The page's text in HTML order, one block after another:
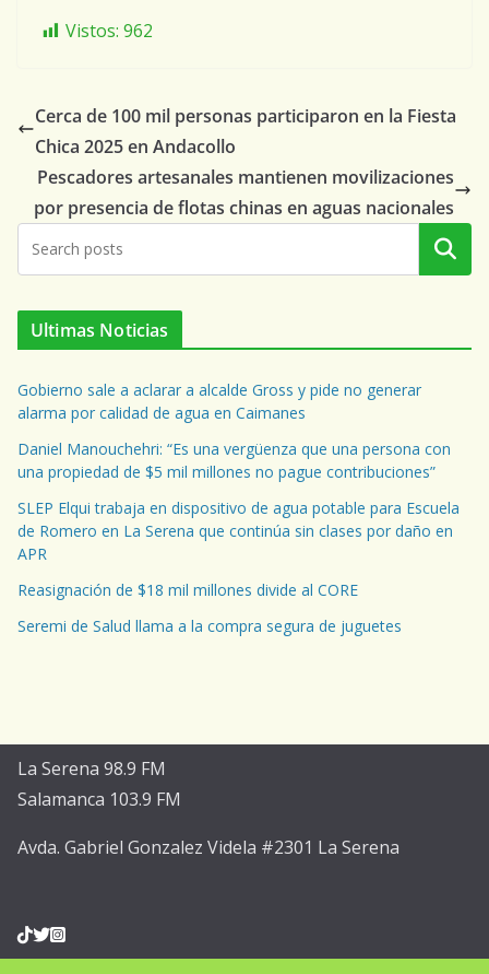
Vistos: 962
Cerca de 100 mil personas participaron en la Fiesta
Chica 2025 en Andacollo
Pescadores artesanales mantienen movilizaciones
por presencia de flotas chinas en aguas nacionales
Buscar
Ultimas Noticias
Gobierno sale a aclarar a alcalde Gross y pide no generar
alarma por calidad de agua en Caimanes
Daniel Manouchehri: “Es una vergüenza que una persona con
una propiedad de $5 mil millones no pague contribuciones”
SLEP Elqui trabaja en dispositivo de agua potable para Escuela
de Romero en La Serena que continúa sin clases por daño en
APR
Reasignación de $18 mil millones divide al CORE
Seremi de Salud llama a la compra segura de juguetes
La Serena 98.9 FM
Salamanca 103.9 FM
Avda. Gabriel Gonzalez Videla #2301 La Serena